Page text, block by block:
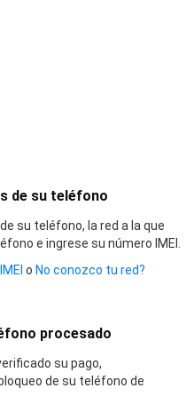
de su teléfono
su teléfono, la red a la que
e ingrese su número IMEI.
o No conozco tu red?
procesado
su pago,
de su teléfono de